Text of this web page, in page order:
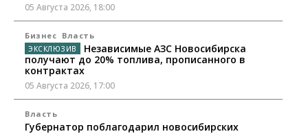
05 Августа 2026, 18:00
Бизнес Власть
Независимые АЗС Новосибирска
получают до 20% топлива, прописанного в
контрактах
05 Августа 2026, 17:00
Власть
Губернатор поблагодарил новосибирских